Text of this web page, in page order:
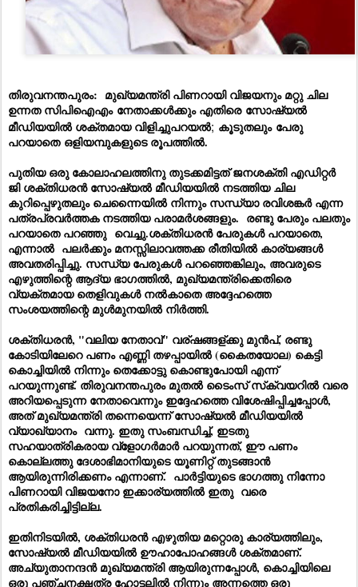
തിരുവനന്തപുരം: മുഖ്യമന്ത്രി പിണറായി വിജയനും മറ്റു ചില
ഉന്നത സിപിഐഎം നേതാക്കൾക്കും എതിരെസോഷ്യൽ
മീഡിയയിൽ ശക്തമായവിളിച്ചുപറയൽ; കൂടുതലും പേരു
പറയാതെഒളിയമ്പുകളുടെ രൂപത്തിൽ.
പുതിയ ഒരു കോലാഹലത്തിനു തുടക്കമിട്ടത് ജനശക്തി എഡിറ്റർ
ജി ശക്തിധരൻ സോഷ്യൽ മീഡിയയിൽ നടത്തിയ ചില
കുറിപ്പെഴുതലും ചെന്നൈയിൽ നിന്നും സന്ധ്യാ രവിശങ്കർ എന്ന
പത്രപ്രവർത്തക നടത്തിയ പരാമർശങ്ങളും. രണ്ടു പേരും പലതും
പറയാതെ പറഞ്ഞു വെച്ചു.ശക്തിധരൻ പേരുകൾ പറയാതെ,
എന്നാൽ പലർക്കും മനസ്സിലാവത്തക്ക രീതിയിൽ കാര്യങ്ങൾ
അവതരിപ്പിച്ചു. സന്ധ്യ പേരുകൾ പറഞ്ഞെങ്കിലും, അവരുടെ
എഴുത്തിന്റെ ആദ്യ ഭാഗത്തിൽ, മുഖ്യമന്ത്രിക്കെതിരെ
വ്യക്തമായ തെളിവുകൾ നൽകാതെ അദ്ദേഹത്തെ
സംശയത്തിന്റെ മുൾമുനയിൽ നിർത്തി.
ശക്തിധരൻ, "വലിയ നേതാവ്" വര്ഷങ്ങള്ക്കു മുൻപ്, രണ്ടു
കോടിയിലേറെ പണം എണ്ണി തഴപ്പായിൽ (കൈതയോല) കെട്ടി
കൊച്ചിയിൽ നിന്നും തെക്കോട്ടു കൊണ്ടുപോയി എന്ന്
പറയുന്നുണ്ട്. തിരുവനന്തപുരം മുതൽ ടൈംസ് സ്‌ക്വയറിൽ വരെ
അറിയപ്പെടുന്ന നേതാവെന്നും ഇദ്ദേഹത്തെ വിശേഷിപ്പിച്ചപ്പോൾ,
അത് മുഖ്യമന്ത്രി തന്നെയെന്ന് സോഷ്യൽ മീഡിയയിൽ
വ്യാഖ്യാനം വന്നു. ഇതു സംബന്ധിച്ച്, ഇടതു
സഹയാത്രികരായ വ്‌ളോഗർമാർ പറയുന്നത്, ഈ പണം
കൊല്ലത്തു ദേശാഭിമാനിയുടെ യൂണിറ്റ് തുടങ്ങാൻ
ആയിരുന്നിരിക്കണം എന്നാണ്. പാർട്ടിയുടെ ഭാഗത്തു നിന്നോ
പിണറായി വിജയനോ ഇക്കാര്യത്തിൽ ഇതു വരെ
പ്രതികരിച്ചിട്ടില്ല.
ഇതിനിടയിൽ, ശക്തിധരൻ എഴുതിയ മറ്റൊരു കാര്യത്തിലും,
സോഷ്യൽ മീഡിയയിൽ ഊഹാപോഹങ്ങൾ ശക്തമാണ്.
അച്യുതാനന്ദൻ മുഖ്യമന്ത്രി ആയിരുന്നപ്പോൾ, കൊച്ചിയിലെ
ഒരു പഞ്ചനക്ഷത്ര ഹോട്ടലിൽ നിന്നും അന്നത്തെ ഒരു